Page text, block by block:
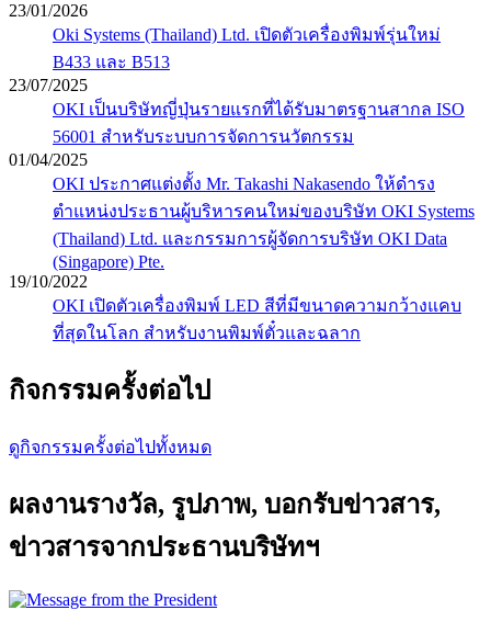
23/01/2026
Oki Systems (Thailand) Ltd. เปิดตัวเครื่องพิมพ์รุ่นใหม่
B433 และ B513
23/07/2025
OKI เป็นบริษัทญี่ปุ่นรายแรกที่ได้รับมาตรฐานสากล ISO
56001 สำหรับระบบการจัดการนวัตกรรม
01/04/2025
OKI ประกาศแต่งตั้ง Mr. Takashi Nakasendo ให้ดำรง
ตำแหน่งประธานผู้บริหารคนใหม่ของบริษัท OKI Systems
(Thailand) Ltd. และกรรมการผู้จัดการบริษัท OKI Data
(Singapore) Pte.
19/10/2022
OKI เปิดตัวเครื่องพิมพ์ LED สีที่มีขนาดความกว้างแคบ
ที่สุดในโลก สำหรับงานพิมพ์ตั๋วและฉลาก
กิจกรรมครั้งต่อไป
ดูกิจกรรมครั้งต่อไปทั้งหมด
ผลงานรางวัล, รูปภาพ, บอกรับข่าวสาร,
ข่าวสารจากประธานบริษัทฯ